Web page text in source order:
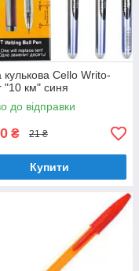
кулькова Cello Writo-
"10 км" синя
до відправки
₴ 21 ₴
Купити